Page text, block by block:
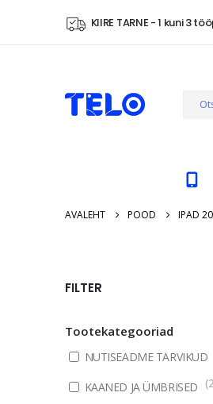
KIIRE TARNE - 1 kuni 3
AVALEHT POOD IPAD
FILTER
Tootekategooriad
NUTISEADME TARVIKUD
KAANED JA ÜMBRISED (2